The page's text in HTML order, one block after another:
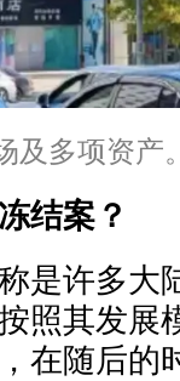
及多项资产
结案？
是许多大
照其发展
在随后的